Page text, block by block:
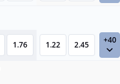
1.76 1.22 2.45 +40